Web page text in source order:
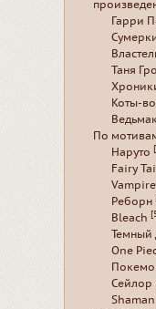
Гарри
Таня
Коты-
По
Наруто
Fairy
Реборн
Bleach
Темный
One
Сейлор